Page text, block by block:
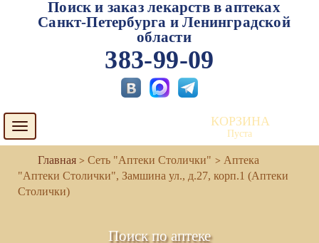
Поиск и заказ лекарств в аптеках
Санкт-Петербурга и Ленинградской
области
383-99-09
Toggle
navigation
КОРЗИНА
Пуста
Сеть "Аптеки Столички"
Аптека
"Аптеки Столички", Замшина ул., д.27, корп.1 (Аптеки
Столички)
Поиск по аптеке